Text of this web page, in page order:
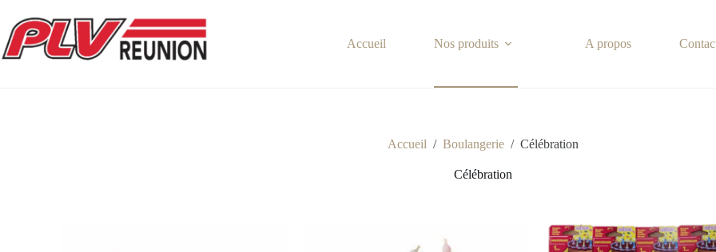
Accueil Nos produits A propos
Accueil / Boulangerie / Célébration
Célébration